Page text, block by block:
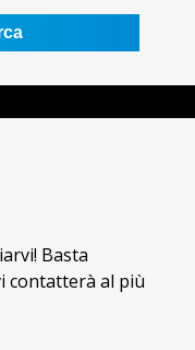
Basta
contatterà al più
utilizzate il